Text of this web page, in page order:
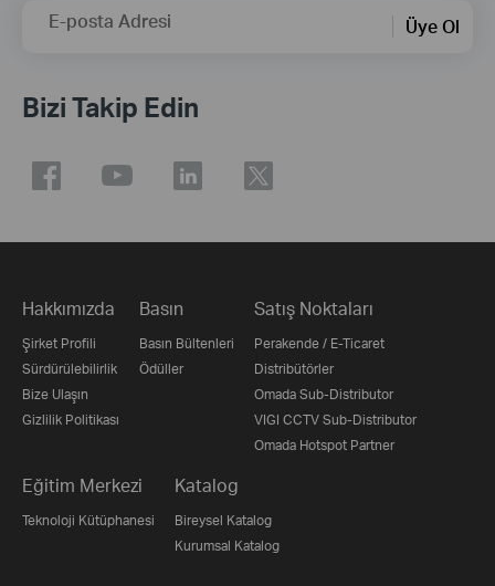
E-posta Adresi Üye Ol
Bizi Takip Edin
Hakkımızda
Şirket Profili
Sürdürülebilirlik
Bize Ulaşın
Gizlilik Politikası
Basın
Basın Bültenleri
Ödüller
Satış Noktaları
Perakende / E-Ticaret
Distribütörler
Omada Sub-Distributor
VIGI CCTV Sub-Distributor
Omada Hotspot Partner
Eğitim Merkezi
Teknoloji Kütüphanesi
Katalog
Bireysel Katalog
Kurumsal Katalog